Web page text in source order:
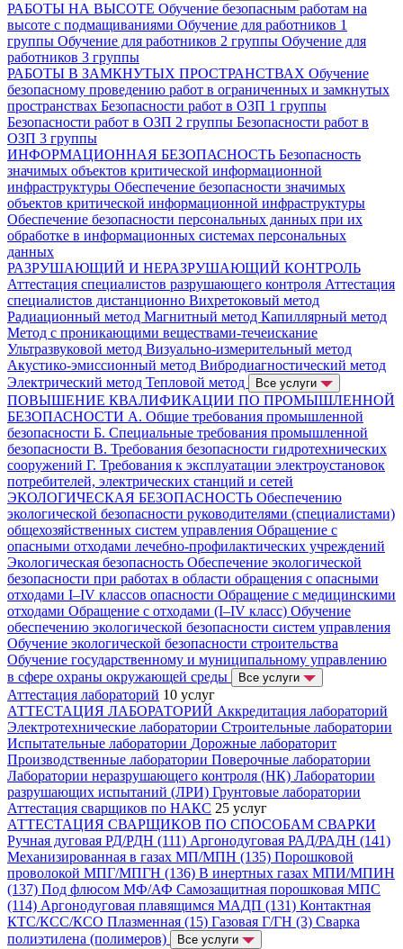
РАБОТЫ НА ВЫСОТЕ Обучение безопасным работам на
высоте с подмащиваниями Обучение для работников 1
группы Обучение для работников 2 группы Обучение для
работников 3 группы
РАБОТЫ В ЗАМКНУТЫХ ПРОСТРАНСТВАХ Обучение
безопасному проведению работ в ограниченных и замкнутых
пространствах Безопасности работ в ОЗП 1 группы
Безопасности работ в ОЗП 2 группы Безопасности работ в
ОЗП 3 группы
ИНФОРМАЦИОННАЯ БЕЗОПАСНОСТЬ Безопасность
значимых объектов критической информационной
инфраструктуры Обеспечение безопасности значимых
объектов критической информационной инфраструктуры
Обеспечение безопасности персональных данных при их
обработке в информационных системах персональных
данных
РАЗРУШАЮЩИЙ И НЕРАЗРУШАЮЩИЙ КОНТРОЛЬ
Аттестация специалистов разрушающего контроля Аттестация
специалистов дистанционно Вихретоковый метод
Радиационный метод Магнитный метод Капиллярный метод
Метод с проникающими веществами-течеискание
Ультразвуковой метод Визуально-измерительный метод
Акустико-эмиссионный метод Вибродиагностический метод
Электрический метод Тепловой метод Все услуги
ПОВЫШЕНИЕ КВАЛИФИКАЦИИ ПО ПРОМЫШЛЕННОЙ
БЕЗОПАСНОСТИ А. Общие требования промышленной
безопасности Б. Специальные требования промышленной
безопасности В. Требования безопасности гидротехнических
сооружений Г. Требования к эксплуатации электроустановок
потребителей, электрических станций и сетей
ЭКОЛОГИЧЕСКАЯ БЕЗОПАСНОСТЬ Обеспечению
экологической безопасности руководителями (специалистами)
общехозяйственных систем управления Обращение с
опасными отходами лечебно-профилактических учреждений
Экологическая безопасность Обеспечение экологической
безопасности при работах в области обращения с опасными
отходами I–IV классов опасности Обращение с медицинскими
отходами Обращение с отходами (I–IV класс) Обучение
обеспечению экологической безопасности систем управления
Обучение экологической безопасности строительства
Обучение государственному и муниципальному управлению
в сфере охраны окружающей среды
Все услуги
Аттестация лабораторий 10 услуг
АТТЕСТАЦИЯ ЛАБОРАТОРИЙ Аккредитация лабораторий
Электротехнические лаборатории Строительные лаборатории
Испытательные лаборатории Дорожные лабораторит
Производственные лаборатории Поверочные лаборатории
Лаборатории неразрушающего контроля (НК) Лаборатории
разрушающих испытаний (ЛРИ) Грунтовые лаборатории
Аттестация сварщиков по НАКС 25 услуг
АТТЕСТАЦИЯ СВАРЩИКОВ ПО СПОСОБАМ СВАРКИ
Ручная дуговая РД/РДН (111) Аргонодуговая РАД/РАДН (141)
Механизированная в газах МП/МПН (135) Порошковой
проволокой МПГ/МПГН (136) В инертных газах МПИ/МПИН
(137) Под флюсом МФ/АФ Самозащитная порошковая МПС
(114) Аргонодуговая плавящимся МАДП (131) Контактная
КТС/КСС/КСО Плазменная (15) Газовая Г/ГН (3) Сварка
полиэтилена (полимеров)
Все услуги